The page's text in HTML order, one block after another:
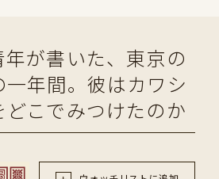
が書いた、東京の
年間。彼はカワシ
こでみつけたのか